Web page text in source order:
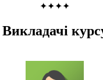
✦✦✦✦
Викладачi